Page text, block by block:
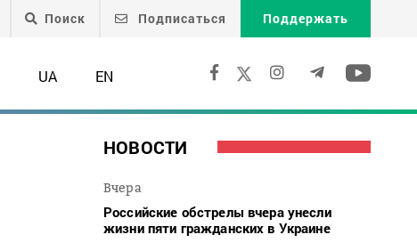
Поиск Подписаться Поддержать
UA EN
НОВОСТИ
Вчера
Российские обстрелы вчера унесли
жизни пяти гражданских в Украине